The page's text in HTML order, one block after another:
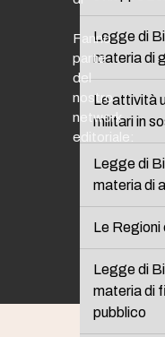
Legge di
materia di
Le attività
militari in
Legge di
materia di
Le Regioni
Legge di
materia di
pubblico
Fanno
parte
del
nostro
network
editoriale: